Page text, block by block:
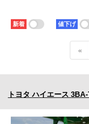
保
少ない順
多
新着 値下げ
«
トヨタ ハイエース 3BA-